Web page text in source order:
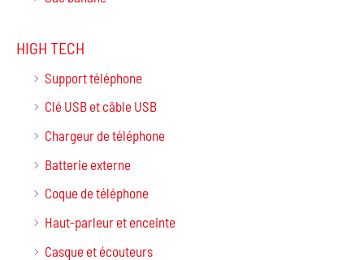
HIGH TECH
Support téléphone
Clé USB et câble USB
Chargeur de téléphone
Batterie externe
Coque de téléphone
Haut-parleur et enceinte
Casque et écouteurs